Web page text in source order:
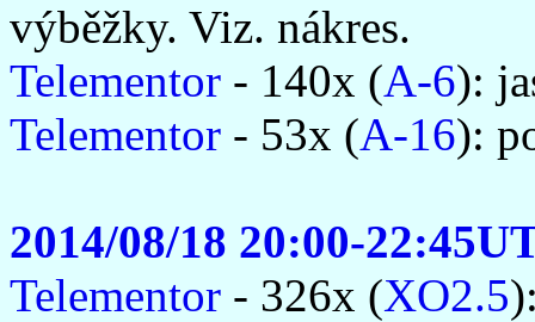
výběžky. Viz. nákres.
Telementor - 140x (A-6):
Telementor - 53x (A-16):
2014/08/18 20:00-
Telementor - 326x (XO2.5